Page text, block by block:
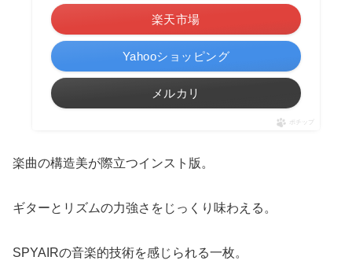
楽天市場
Yahooショッピング
メルカリ
ポチップ
楽曲の構造美が際立つインスト版。
ギターとリズムの力強さをじっくり味わえる。
SPYAIRの音楽的技術を感じられる一枚。